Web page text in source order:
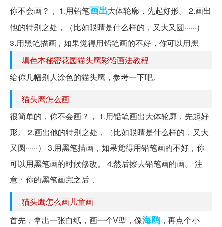
你不会画？， 1.用铅笔画出大体轮廓，先起好形。 2.画出
他的特别之处，（比如眼睛是什么样的，又大又圆······）
3.用黑笔描画，如果觉得用铅笔画的不好，你可以用黑
填色本秘密花园猫头鹰彩铅画法教程
给你几幅别人涂色的猫头鹰，参考一下吧。
猫头鹰怎么画
很简单的，你不会画？， 1.用铅笔画出大体轮廓，先起好
形。 2.画出他的特别之处，（比如眼睛是什么样的，又大
又圆······） 3.用黑笔描画，如果觉得用铅笔画的不好，你
可以用黑笔画的时候修改。 4.然后擦去铅笔画的画。 注
意：你的黑笔画完之后，...
猫头鹰怎么画儿童画
首先，拿出一张白纸，画一个V型，像海鸥 ，再点个小